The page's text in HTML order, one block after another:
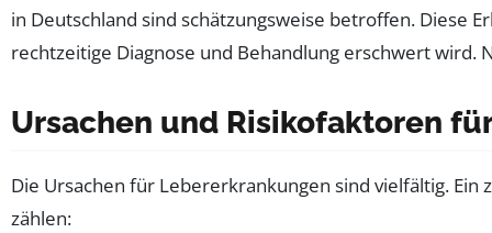
in Deutschland sind schätzungsweise betroffen. Diese
rechtzeitige Diagnose und Behandlung erschwert wird.
Ursachen und Risikofaktoren
Die Ursachen für Lebererkrankungen sind vielfältig. Ein
zählen: